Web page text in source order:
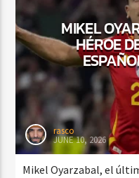
MIKEL
HÉROE
rasco
JUNE 10, 2026
Mikel Oyarzabal, el